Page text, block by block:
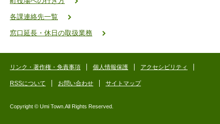
二
ゴ
各課連絡先一覧
窓口延長・休日の取扱業務
リンク・著作権・免責事項 個人情報保護 アクセシビリティ
RSSについて お問い合わせ サイトマップ
Copyright © Umi Town.All Rights Reserved.